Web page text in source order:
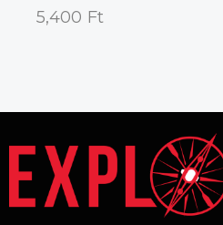
5,400 Ft